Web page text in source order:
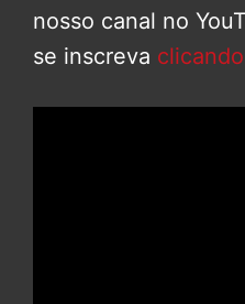
nosso canal no
se inscreva